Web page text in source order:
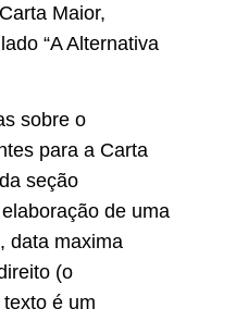
Maior,
“A Alternativa
sobre o
para a Carta
seção
de uma
data maxima
(o
é um